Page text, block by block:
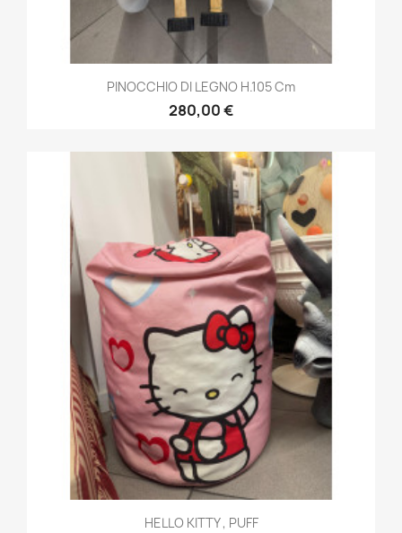
PINOCCHIO DI LEGNO H.105 Cm
280,00 €
HELLO KITTY , PUFF